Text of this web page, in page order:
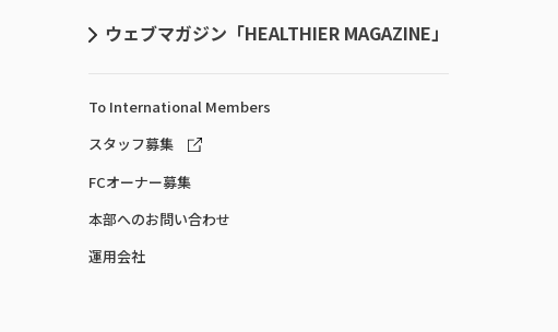
ウェブマガジン「HEALTHIER MAGAZINE」
To International Members
スタッフ募集
FCオーナー募集
本部へのお問い合わせ
運用会社